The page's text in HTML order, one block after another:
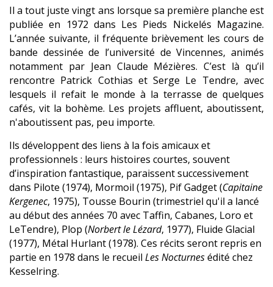
Il a tout juste vingt ans lorsque sa première planche est
publiée en 1972 dans Les Pieds Nickelés Magazine.
L’année suivante, il fréquente brièvement les cours de
bande dessinée de l’université de Vincennes, animés
notamment par Jean Claude Mézières. C’est là qu’il
rencontre Patrick Cothias et Serge Le Tendre, avec
lesquels il refait le monde à la terrasse de quelques
cafés, vit la bohème. Les projets affluent, aboutissent,
n'aboutissent pas, peu importe.
Ils développent des liens à la fois amicaux et
professionnels : leurs histoires courtes, souvent
d’inspiration fantastique, paraissent successivement
dans Pilote (1974), Mormoil (1975), Pif Gadget (Capitaine
Kergenec, 1975), Tousse Bourin (trimestriel qu'il a lancé
au début des années 70 avec Taffin, Cabanes, Loro et
LeTendre), Plop (Norbert le Lézard, 1977), Fluide Glacial
(1977), Métal Hurlant (1978). Ces récits seront repris en
partie en 1978 dans le recueil Les Nocturnesédité chez
Kesselring.